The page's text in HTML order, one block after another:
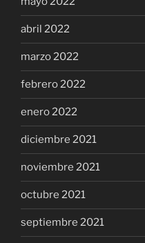
abril 2022
marzo 2022
febrero 2022
enero 2022
diciembre 2021
noviembre 2021
octubre 2021
septiembre 2021